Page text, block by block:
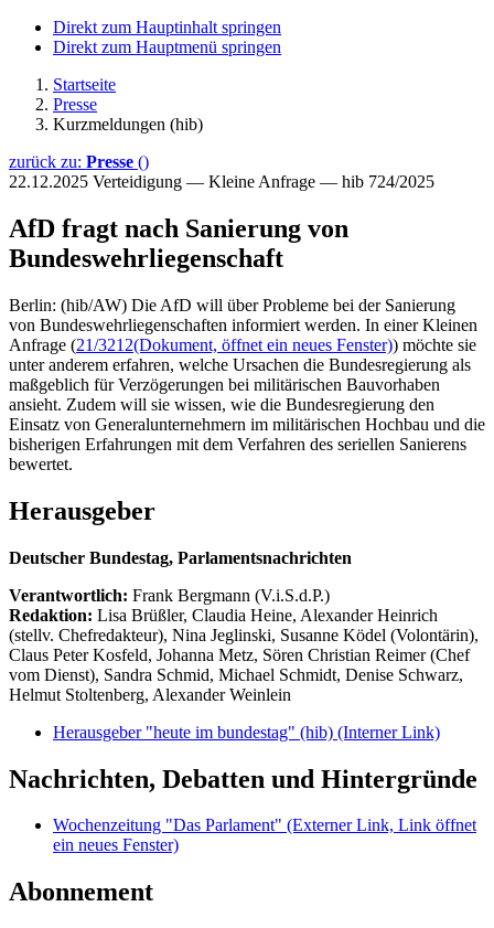
Direkt zum Hauptinhalt springen
Direkt zum Hauptmenü springen
Startseite
Presse
Kurzmeldungen (hib)
zurück zu: Presse ()
22.12.2025 Verteidigung — Kleine Anfrage — hib 724/2025
AfD fragt nach Sanierung von
Bundeswehrliegenschaft
Berlin: (hib/AW) Die AfD will über Probleme bei der Sanierung
von Bundeswehrliegenschaften informiert werden. In einer Kleinen
Anfrage (21/3212(Dokument, öffnet ein neues Fenster)) möchte sie
unter anderem erfahren, welche Ursachen die Bundesregierung als
maßgeblich für Verzögerungen bei militärischen Bauvorhaben
ansieht. Zudem will sie wissen, wie die Bundesregierung den
Einsatz von Generalunternehmern im militärischen Hochbau und die
bisherigen Erfahrungen mit dem Verfahren des seriellen Sanierens
bewertet.
Herausgeber
Deutscher Bundestag, Parlamentsnachrichten
Verantwortlich: Frank Bergmann (V.i.S.d.P.)
Redaktion: Lisa Brüßler, Claudia Heine, Alexander Heinrich
(stellv. Chefredakteur), Nina Jeglinski, Susanne Ködel (Volontärin),
Claus Peter Kosfeld, Johanna Metz, Sören Christian Reimer (Chef
vom Dienst), Sandra Schmid, Michael Schmidt, Denise Schwarz,
Helmut Stoltenberg, Alexander Weinlein
Herausgeber "heute im bundestag" (hib) (Interner Link)
Nachrichten, Debatten und Hintergründe
Wochenzeitung "Das Parlament" (Externer Link, Link öffnet
ein neues Fenster)
Abonnement